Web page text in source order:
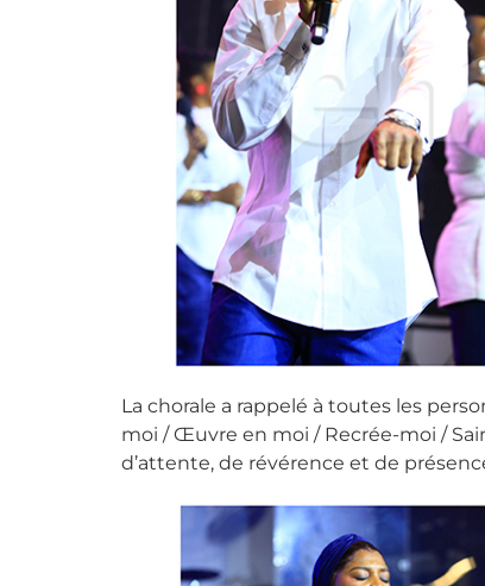
La chorale a rappelé à toutes les
moi / Œuvre en moi / Recrée-moi /
d’attente, de révérence et de